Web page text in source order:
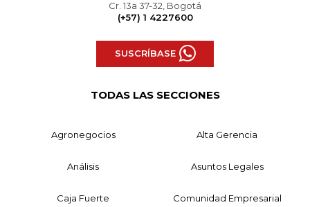
Cr. 13a 37-32, Bogotá
(+57) 1 4227600
SUSCRÍBASE
TODAS LAS SECCIONES
Agronegocios Alta Gerencia
Análisis Asuntos Legales
Caja Fuerte Comunidad Empresarial